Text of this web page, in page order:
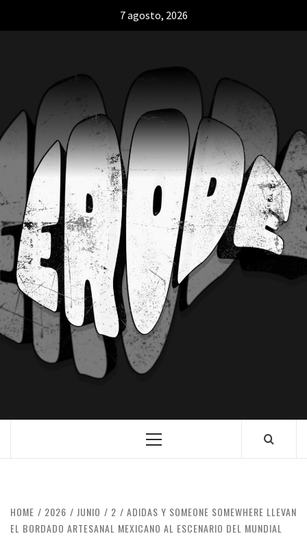
7 agosto, 2026
HOME 2026 JUNIO 2
ADIDAS Y SOMEONE SOMEWHERE LLEVAN
EL BORDADO ARTESANAL MEXICANO AL ESCENARIO DEL MUNDIAL